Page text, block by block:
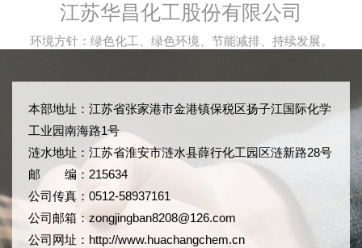
江苏华昌化工股份有限公司
环境方针：绿色化工、绿色环境、节能减排、持续发展。
本部地址：江苏省张家港市金港镇保税区扬子江国际化学
工业园南海路1号
涟水地址：江苏省淮安市涟水县薛行化工园区涟新路28号
邮 编：215634
公司传真：0512-58937161
公司邮箱： zongjingban8208@126.com
公司网址： http://www.huachangchem.cn